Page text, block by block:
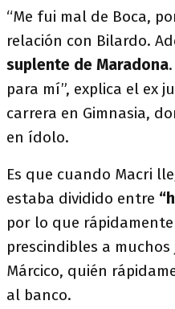
“Me fui mal de Boca,
relación con Bilardo.
suplente de Maradona
para mí”, explica el ex
carrera en Gimnasia,
en ídolo.
Es que cuando Macri
estaba dividido entre
por lo que
prescindibles a
Márcico, quién
al banco.